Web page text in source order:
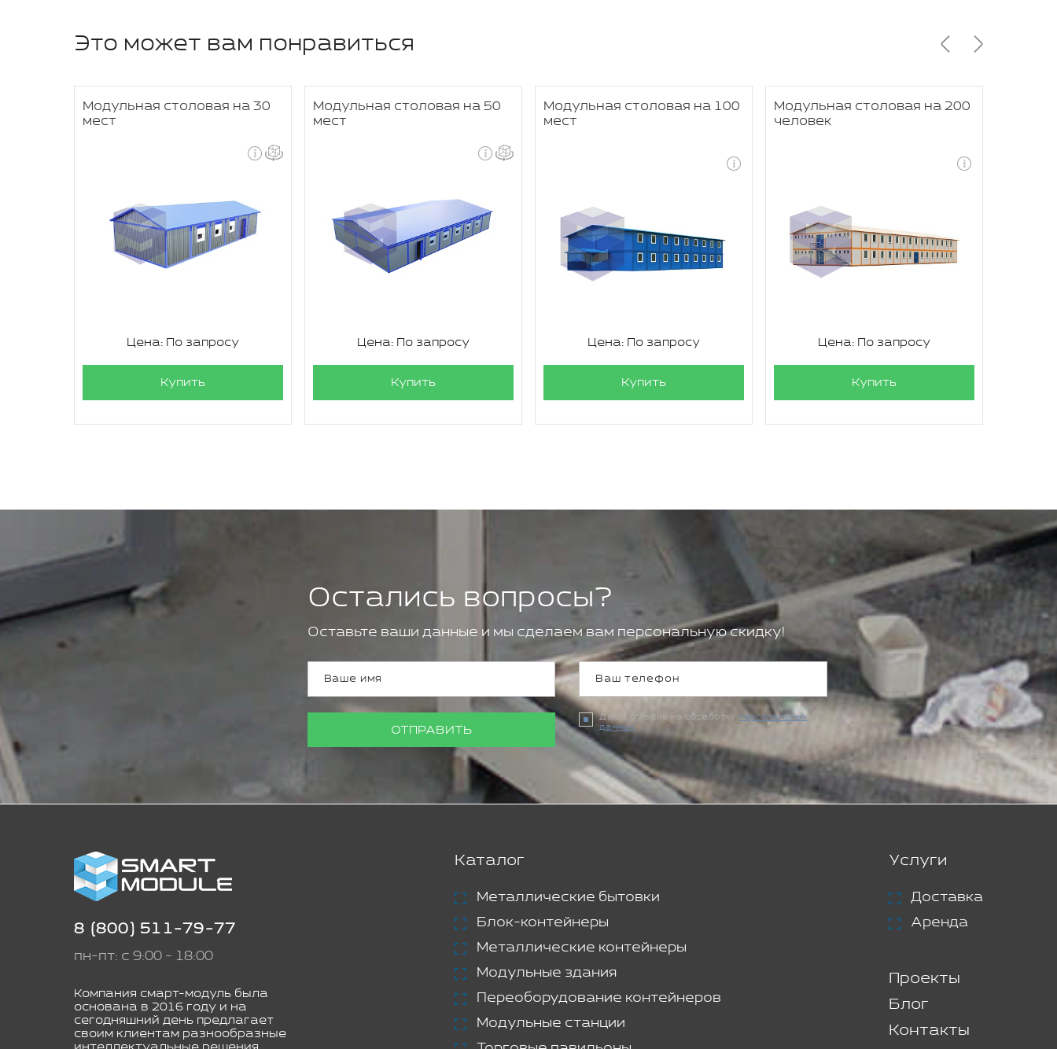
Это может вам понравиться
Модульная столовая на 30
мест
Цена: По запросу
Купить
Модульная столовая на 50
мест
Цена: По запросу
Купить
Модульная столовая на 100
мест
Цена: По запросу
Купить
Модульная столовая на 200
человек
Цена: По запросу
Купить
Остались вопросы?
Оставьте ваши данные и мы сделаем вам персональную скидку!
ОТПРАВИТЬ
Даю согласие на обработку персональных
данных
8 (800) 511-79-77
пн-пт: с 9:00 - 18:00
Компания смарт-модуль была
основана в 2016 году и на
сегодняшний день предлагает
своим клиентам разнообразные
Каталог
Металлические бытовки
Блок-контейнеры
Металлические контейнеры
Модульные здания
Переоборудование контейнеров
Модульные станции
Услуги
Доставка
Аренда
Проекты
Блог
Контакты